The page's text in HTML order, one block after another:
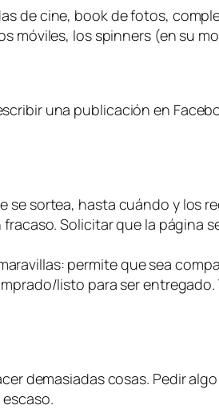
de cine, book de fotos,
móviles, los spinners (en su
una publicación en
se sortea, hasta cuándo y los
Solicitar que la página
permite que sea
listo para ser
demasiadas cosas. Pedir